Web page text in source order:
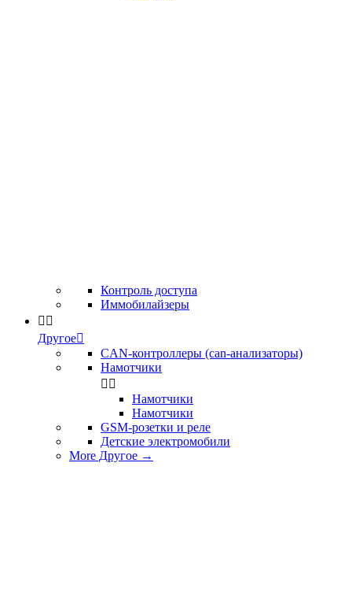
Контроль доступа
Иммобилайзеры
 
Другое
CAN-контроллеры (can-анализаторы)
Намотчики
 
Намотчики
Намотчики
GSM-розетки и реле
Детские электромобили
More Другое →